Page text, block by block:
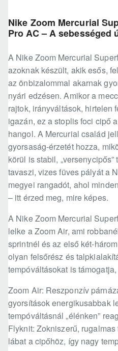
Nike Zoom Mercurial
Pro AC – A sebességed
A Nike Zoom Mercurial
azoknak készült, akik esős,
az önbizalommal akarnak
nyári edzésen. Amikor a
rajtok, irányváltások, hirtelen
igazán, ez a stoplis foci cipő
hangol. A Mercurial család
gyorsaság-érzetét hozza,
körül is stabil,
tavaszi, vizes füves pályát a
megyei rangadót, ahol
– itt érzed meg, mire képes.
A Nike Zoom Mercurial
lelke a Zoom Air, ami
sprintnél és az első két-
olyan felsőrész és
tempóváltásokat is
Zoom Air: Reszponzív
gyorsítások energikusabbak
tempóváltásnál „élénken”
Flyknit: Zokniszerű,
lábat a cipőhöz, így nagy